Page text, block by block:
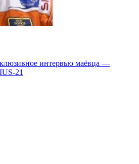
интервью маёвца —
21